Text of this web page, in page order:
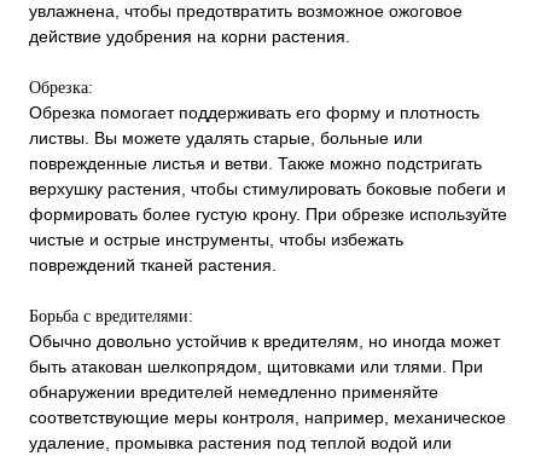
увлажнена, чтобы предотвратить возможное ожоговое
действие удобрения на корни растения.
Обрезка:
Обрезка помогает поддерживать его форму и плотность
листвы. Вы можете удалять старые, больные или
поврежденные листья и ветви. Также можно подстригать
верхушку растения, чтобы стимулировать боковые побеги и
формировать более густую крону. При обрезке используйте
чистые и острые инструменты, чтобы избежать
повреждений тканей растения.
Борьба с вредителями:
Обычно довольно устойчив к вредителям, но иногда может
быть атакован шелкопрядом, щитовками или тлями. При
обнаружении вредителей немедленно применяйте
соответствующие меры контроля, например, механическое
удаление, промывка растения под теплой водой или